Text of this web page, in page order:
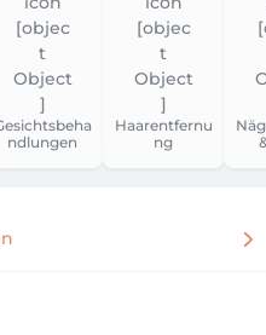
ndlungen
Haarentfernu
ng